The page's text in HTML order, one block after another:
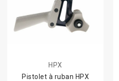
HPX
Pistolet à ruban HPX